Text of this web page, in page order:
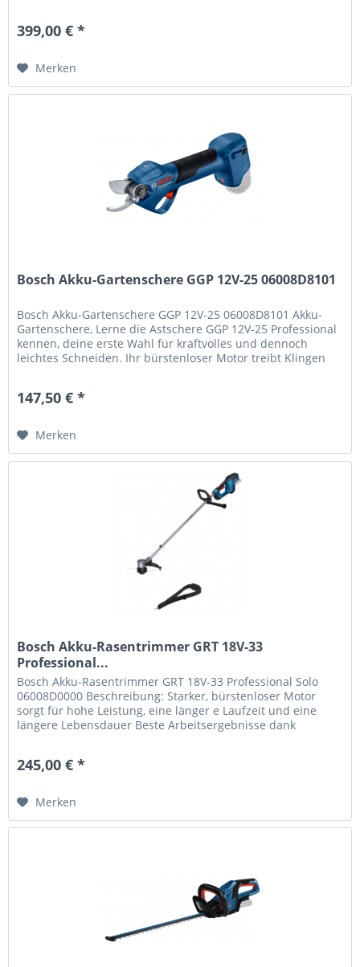
399,00 € *
Merken
Bosch Akku-Gartenschere GGP 12V-25 06008D8101
Bosch Akku-Gartenschere GGP 12V-25 06008D8101 Akku-
Gartenschere, Lerne die Astschere GGP 12V-25 Professional
kennen, deine erste Wahl für kraftvolles und dennoch
leichtes Schneiden. Ihr bürstenloser Motor treibt Klingen
147,50 € *
Merken
Bosch Akku-Rasentrimmer GRT 18V-33
Professional...
Bosch Akku-Rasentrimmer GRT 18V-33 Professional Solo
06008D0000 Beschreibung: Starker, bürstenloser Motor
sorgt für hohe Leistung, eine länger e Laufzeit und eine
längere Lebensdauer Beste Arbeitsergebnisse dank
245,00 € *
Merken